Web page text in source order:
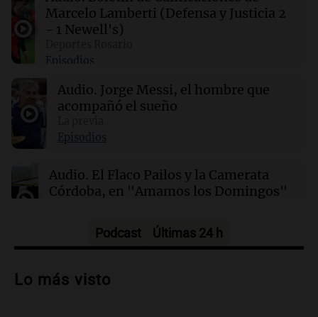
incendios forestales en el monte Bromo y
otras regiones
03:14 Mundo
compañía generan descontento entre los
usuarios
02:32
familias de militares en servicio activo
Marcelo Lamberti (Defensa y Justicia 2
- 1 Newell's)
Episodios
Audio. Jorge Messi, el hombre que
acompañó el sueño
Episodios
Audio. El Flaco Pailos y la Camerata
Córdoba, en "Amamos los Domingos"
hablaron de su obra en Cadena 3
Podcast Últimas 24 h
Lo más visto